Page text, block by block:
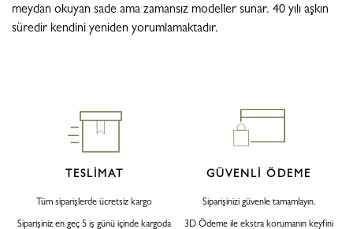
meydan okuyan sade ama zamansız modeller sunar. 40 yılı aşkın
süredir kendini yeniden yorumlamaktadır.
TESLİMAT
Tüm siparişlerde ücretsiz kargo
Siparişiniz en geç 5 iş günü içinde kargoda
GÜVENLİ ÖDEME
Siparişinizi güvenle tamamlayın.
3D Ödeme ile ekstra korumanın keyfini